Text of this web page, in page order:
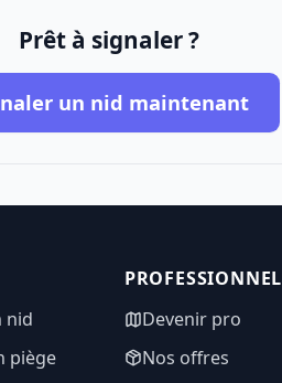
Prêt à signaler ?
un nid maintenant
nid
piège
Devenir pro
Nos offres